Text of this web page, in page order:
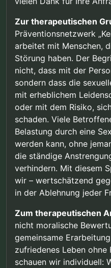
Zur therapeutischen
Präventionsnetzwerk
arbeitet mit Menschen,
Störung haben. Der
nicht, dass mit der
sondern dass die
mit erheblichem
oder mit dem Risiko,
schaden. Viele
Belastung durch eine
werden kann, ohne
die ständige
verhindern. Mit diesem
wir – wertschätzend
in der Ablehnung jeder
Zum therapeutischen
nicht moralische
gemeinsame
zufriedenes Leben ohne
schauen wir individuell: